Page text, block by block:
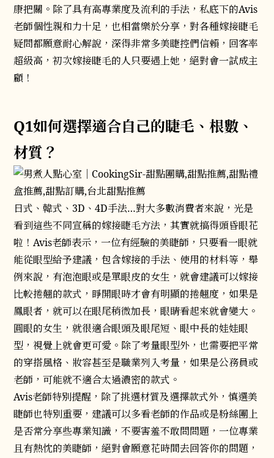
康把關。除了具有高專業度及流利的手法，私底下的Avis
老師個性親和力十足，也相當樂於分享，對各種嫁接睫毛
疑問都願意耐心解說，深得非常多美睫控們信賴，回客率
超級高，初次嫁接睫毛的人只要遇上她，絕對會一試成主
顧！
Q1如何選擇適合自己的睫毛、根數、
材質？
日式、韓式、3D、4D手法…對大多數消費者來說，光是
看到這些不同宣稱的嫁接睫毛方法，其實就搞得頭昏眼花
啦！Avis老師表示，一位有經驗的美睫師，只要看一眼就
能從眼型給予建議，包含嫁接的手法、使用的材料等，舉
例來說，有泡泡眼或是單眼皮的女生，就會建議可以嫁接
比較捲翹的款式，睜開眼時才會有明顯的捲翹度，如果是
鳳眼者，就可以在眼尾稍微加長，眼睛看起來就會變大。
圓眼的女生，就很適合眼頭及眼尾短、眼中長的娃娃眼
型，視覺上就會更可愛。除了考量眼型外，也需要把平常
的穿搭風格、妝容甚至是職業列入考量，如果是公務員或
老師，可能就不適合太過濃密的款式。
Avis老師特別提醒，除了挑選材質及選擇款式外，慎選美
睫師也特別重要，建議可以多看老師的作品或是粉絲團上
是否常分享些專業知識，不要害羞不敢問問題，一位專業
且有熱忱的美睫師，絕對會願意花時間去回答你的問題，